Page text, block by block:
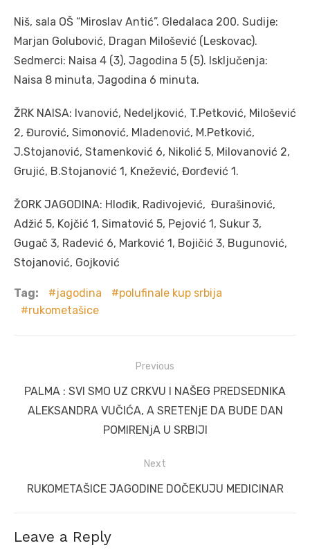
Niš, sala OŠ “Miroslav Antić”. Gledalaca 200. Sudije:
Marjan Golubović, Dragan Milošević (Leskovac).
Sedmerci: Naisa 4 (3), Jagodina 5 (5). Isključenja:
Naisa 8 minuta, Jagodina 6 minuta.
ŽRK NAISA: Ivanović, Nedeljković, T.Petković, Milošević
2, Đurović, Simonović, Mladenović, M.Petković,
J.Stojanović, Stamenković 6, Nikolić 5, Milovanović 2,
Grujić, B.Stojanović 1, Knežević, Đorđević 1.
ŽORK JAGODINA: Hlođik, Radivojević, Đurašinović,
Adžić 5, Kojčić 1, Simatović 5, Pejović 1, Sukur 3,
Gugač 3, Radević 6, Marković 1, Bojičić 3, Bugunović,
Stojanović, Gojković
Tag: jagodina
polufinale kup srbija
rukometašice
navigation
Previous
Previous
post:
PALMA : SVI SMO UZ CRKVU I NAŠEG PREDSEDNIKA
ALEKSANDRA VUČIĆA, A SRETENjE DA BUDE DAN
POMIRENjA U SRBIJI
Next
Next
RUKOMETAŠICE JAGODINE DOČEKUJU MEDICINAR
Leave a Reply